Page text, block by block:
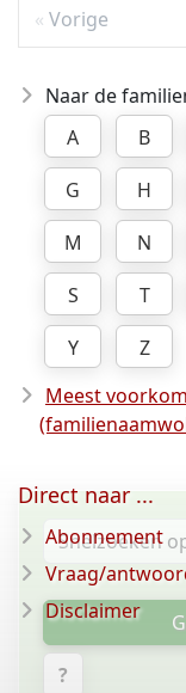
Vorige
Naar de
A
B
G
H
M
N
S
T
Y
Z
Meest
?
Direct naar ...
Abonnement
Vraag/
Disclaimer